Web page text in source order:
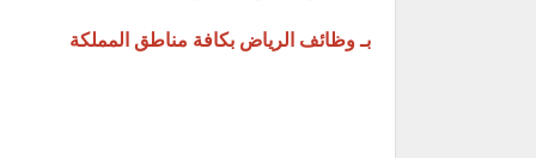
بـ وظائف الرياض بكافة مناطق المملكة